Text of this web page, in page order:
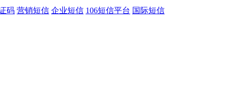
码 营销短信 企业短信 106短信平台 国际短信